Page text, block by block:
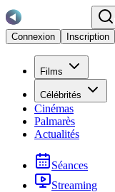
Connexion
Inscription
Films
Célébrités
Cinémas
Palmarès
Actualités
Séances
Streaming